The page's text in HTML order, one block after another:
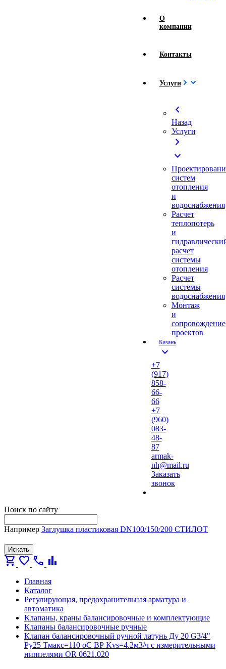
О
компании
Контакты
Услуги
chevron_left
Назад
Услуги
chevron_right
expand_more
систем
отопления
и
водоснабжения
Расчет
теплопотерь
и
расчет
системы
отопления
Расчет
системы
водоснабжения
Монтаж
и
сопровождение
проектов
Казань
expand_more
+7
(917)
858-
66-
66
+7
(960)
083-
48-
87
armak-
nh@mail.ru
Заказать
звонок
Поиск по сайту
Например Заглушка пластиковая DN100/150/200 СТИЛОТ
Искать
shopping_cart favorite call bar_chart
Главная
Каталог
Регулирующая, предохранительная арматура и
автоматика
Клапаны, краны балансировочные и комплектующие
Клапаны балансировочные ручные
Клапан балансировочный ручной латунь Ду 20 G3/4"
Ру25 Тмакс=110 оС ВР Kvs=4.2м3/ч с измерительными
ниппелями OR 0621.020